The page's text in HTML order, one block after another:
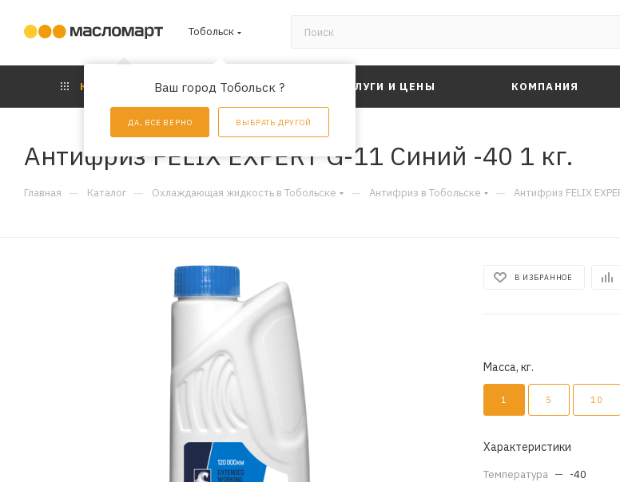
Тобольск
Ваш город Тобольск ?
ДА, ВСЕ ВЕРНО ВЫБРАТЬ ДРУГОЙ
КАТАЛОГ АКЦИИ УСЛУГИ И ЦЕНЫ КОМПАНИЯ
Антифриз FELIX EXPERT G-11 Синий -40 1 кг.
Главная — Каталог — Охлаждающая жидкость в Тобольске — Антифриз в Тобольске — Антифриз FELIX
В ИЗБРАННОЕ
Масса, кг.
1 5 10
Характеристики
Температура — -40